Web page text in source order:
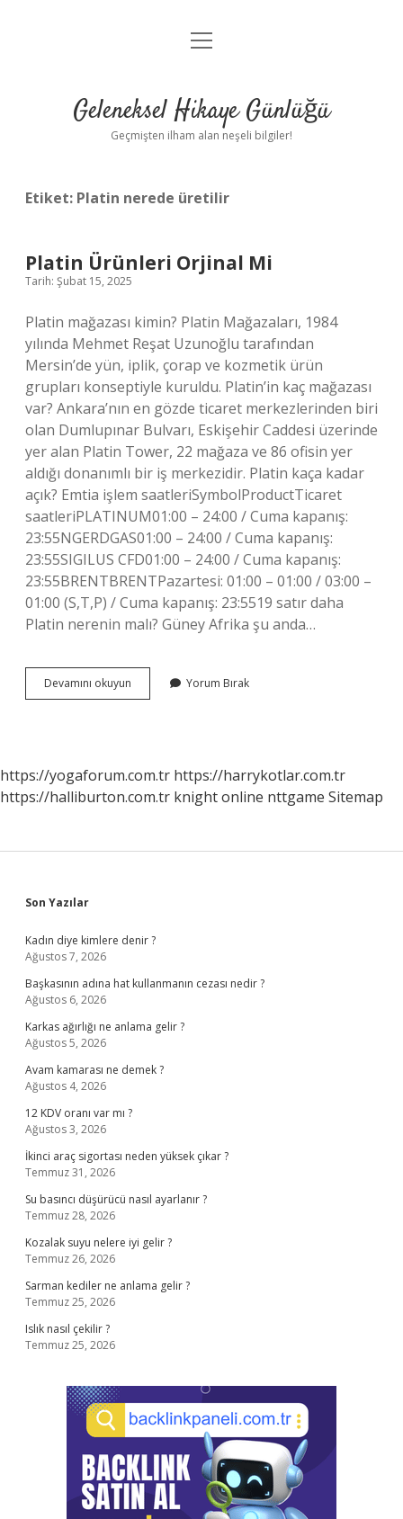
Anasayfa
Yasal Uyarı
menüyü
Geleneksel Hikaye Günlüğü
Geçmişten ilham alan neşeli bilgiler!
Etiket: Platin nerede üretilir
Platin Ürünleri Orjinal Mi
Tarih: Şubat 15, 2025
Platin mağazası kimin? Platin Mağazaları, 1984
yılında Mehmet Reşat Uzunoğlu tarafından
Mersin’de yün, iplik, çorap ve kozmetik ürün
grupları konseptiyle kuruldu. Platin’in kaç mağazası
var? Ankara’nın en gözde ticaret merkezlerinden biri
olan Dumlupınar Bulvarı, Eskişehir Caddesi üzerinde
yer alan Platin Tower, 22 mağaza ve 86 ofisin yer
aldığı donanımlı bir iş merkezidir. Platin kaça kadar
açık? Emtia işlem saatleriSymbolProductTicaret
saatleriPLATINUM01:00 – 24:00 / Cuma kapanış:
23:55NGERDGAS01:00 – 24:00 / Cuma kapanış:
23:55SIGILUS CFD01:00 – 24:00 / Cuma kapanış:
23:55BRENTBRENTPazartesi: 01:00 – 01:00 / 03:00 –
01:00 (S,T,P) / Cuma kapanış: 23:5519 satır daha
Platin nerenin malı? Güney Afrika şu anda…
Devamını okuyun
Ürünleri
Yorum Bırak
https://yogaforum.com.tr https://harrykotlar.com.tr
https://halliburton.com.tr knight online nttgame Sitemap
Sidebar
Son Yazılar
Kadın diye kimlere denir ?
Ağustos 7, 2026
Başkasının adına hat kullanmanın cezası nedir ?
Ağustos 6, 2026
Karkas ağırlığı ne anlama gelir ?
Ağustos 5, 2026
Avam kamarası ne demek ?
Ağustos 4, 2026
12 KDV oranı var mı ?
Ağustos 3, 2026
İkinci araç sigortası neden yüksek çıkar ?
Temmuz 31, 2026
Su basıncı düşürücü nasıl ayarlanır ?
Temmuz 28, 2026
Kozalak suyu nelere iyi gelir ?
Temmuz 26, 2026
Sarman kediler ne anlama gelir ?
Temmuz 25, 2026
Islık nasıl çekilir ?
Temmuz 25, 2026